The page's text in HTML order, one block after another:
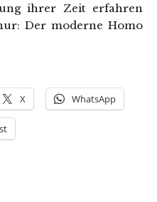
ihrer Zeit erfahren
Der moderne Homo
X WhatsApp